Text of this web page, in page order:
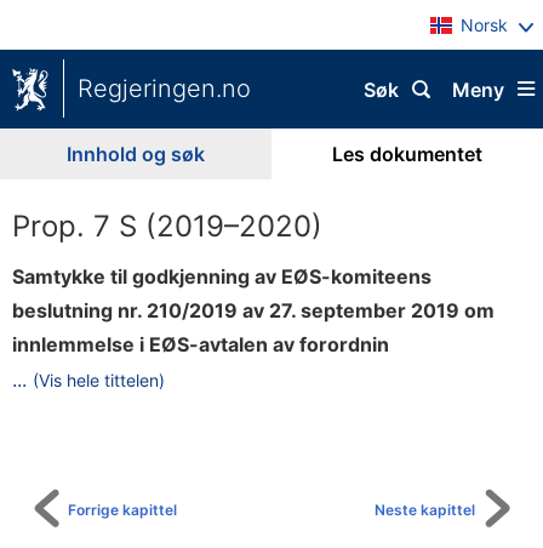
Norsk
Regjeringen.no Meny
Søk
Innhold og søk Les dokumentet
Prop. 7 S (2019–2020)
Samtykke til godkjenning av EØS-komiteens
beslutning nr. 210/2019 av 27. september 2019 om
innlemmelse i EØS-avtalen av forordnin
... (Vis hele tittelen)
)
Neste kapittel
Forrige kapittel